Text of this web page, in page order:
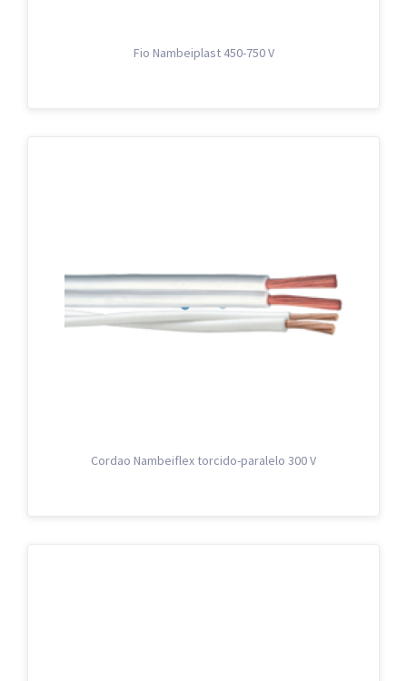
Fio Nambeiplast 450-750 V
Cordao Nambeiflex torcido-paralelo 300 V